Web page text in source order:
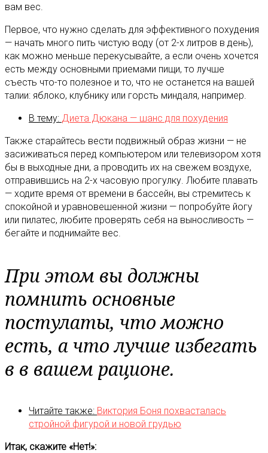
вам вес.
Первое, что нужно сделать для эффективного похудения
— начать много пить чистую воду (от 2-х литров в день),
как можно меньше перекусывайте, а если очень хочется
есть между основными приемами пищи, то лучше
съесть что-то полезное и то, что не останется на вашей
талии: яблоко, клубнику или горсть миндаля, например.
В тему: Диета Дюкана — шанс для похудения
Также старайтесь вести подвижный образ жизни — не
засиживаться перед компьютером или телевизором хотя
бы в выходные дни, а проводить их на свежем воздухе,
отправившись на 2-х часовую прогулку. Любите плавать
— ходите время от времени в бассейн, вы стремитесь к
спокойной и уравновешенной жизни — попробуйте йогу
или пилатес, любите проверять себя на выносливость —
бегайте и поднимайте вес.
При этом вы должны
помнить основные
постулаты, что можно
есть, а что лучше избегать
в в вашем рационе.
Читайте также: Виктория Боня похвасталась
стройной фигурой и новой грудью
Итак, скажите «Нет!»: